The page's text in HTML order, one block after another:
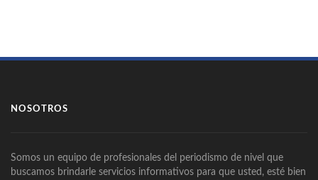
NOSOTROS
Somos un equipo de profesionales del periodismo de nivel que
buscamos brindarle servicios informativos para que usted, esté bien